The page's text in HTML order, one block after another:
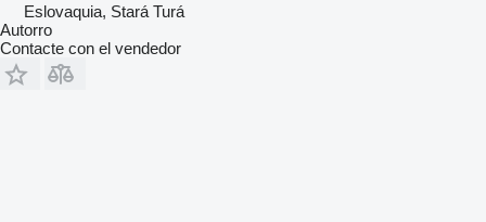
Eslovaquia, Stará Turá
Autorro
Contacte con el vendedor